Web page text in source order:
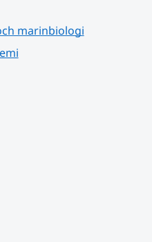
marinbiologi